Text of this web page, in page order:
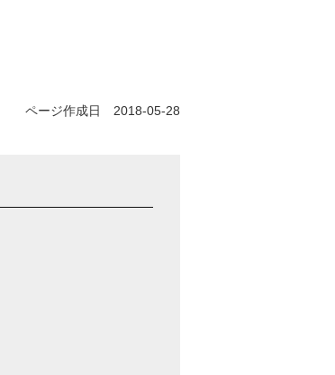
ページ作成日 2018-05-28